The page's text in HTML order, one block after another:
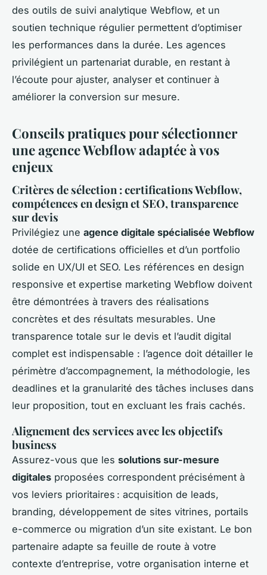
des outils de suivi analytique Webflow, et un
soutien technique régulier permettent d’optimiser
les performances dans la durée. Les agences
privilégient un partenariat durable, en restant à
l’écoute pour ajuster, analyser et continuer à
améliorer la conversion sur mesure.
Conseils pratiques pour sélectionner
une agence Webflow adaptée à vos
enjeux
Critères de sélection : certifications Webflow,
compétences en design et SEO, transparence
sur devis
Privilégiez une agence digitale spécialisée Webflow
dotée de certifications officielles et d’un portfolio
solide en UX/UI et SEO. Les références en design
responsive et expertise marketing Webflow doivent
être démontrées à travers des réalisations
concrètes et des résultats mesurables. Une
transparence totale sur le devis et l’audit digital
complet est indispensable : l’agence doit détailler le
périmètre d’accompagnement, la méthodologie, les
deadlines et la granularité des tâches incluses dans
leur proposition, tout en excluant les frais cachés.
Alignement des services avec les objectifs
business
Assurez-vous que les solutions sur-mesure
digitales proposées correspondent précisément à
vos leviers prioritaires : acquisition de leads,
branding, développement de sites vitrines, portails
e-commerce ou migration d’un site existant. Le bon
partenaire adapte sa feuille de route à votre
contexte d’entreprise, votre organisation interne et